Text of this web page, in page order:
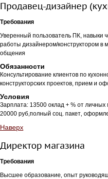
Продавец-дизайнер
Требования
Уверенный пользователь ПК, навыки
работы дизайнером/конструктором в
общения
Обязанности
Консультирование клиентов по
конструкторских проектов, прием и
Условия
Зарплата: 13500 оклад + % от
20000 руб,полный соц. пакет‚
Наверх
Директор магазина
Требования
Высшее образование‚ опыт